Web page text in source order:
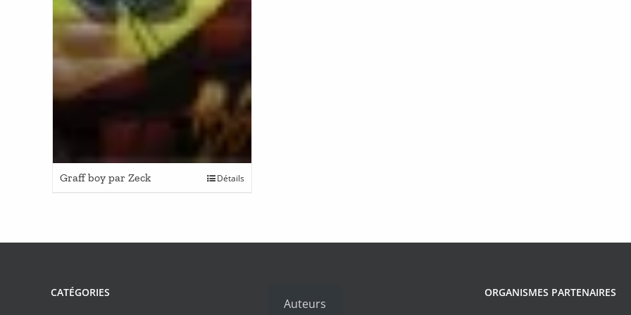
Graff boy par Zeck Détails
CATÉGORIES
Auteurs
ORGANISMES PARTENAIRES